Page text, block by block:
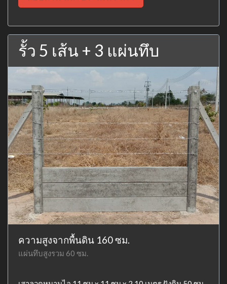
รั้ว 5 เส้น + 3 แผ่นทึบ
ความสูงจากพื้นดิน 160 ซม.
แผ่นทึบสูงรวม 60 ซม.